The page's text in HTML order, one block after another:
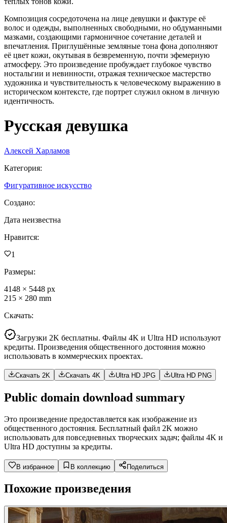
Композиция сосредоточена на лице девушки и фактуре её
волос и одежды, выполненных свободными, но обдуманными
мазками, создающими гармоничное сочетание деталей и
впечатления. Приглушённые земляные тона фона дополняют
её цвет кожи, окутывая в безвременную, почти эфемерную
атмосферу. Это произведение пробуждает глубокое чувство
ностальгии и невинности, отражая техническое мастерство
художника и чувствительность к человеческому выражению в
историческом контексте, где портрет служил окном в личную
идентичность.
Русская девушка
Алексей Харламов
Категория:
Фигуративное искусство
Создано:
Дата неизвестна
Нравится:
1
Размеры:
4148 × 5448 px
215 × 280 mm
Скачать:
Загрузки 2K бесплатны. Файлы 4K и Ultra HD используют
кредиты. Произведения общественного достояния можно
использовать в коммерческих проектах.
Скачать 2K Скачать 4K Ultra HD JPG Ultra HD PNG
Public domain download summary
Это произведение предоставляется как изображение из
общественного достояния. Бесплатный файл 2K можно
использовать для повседневных творческих задач; файлы 4K и
Ultra HD доступны за кредиты.
В избранное В коллекцию Поделиться
Похожие произведения